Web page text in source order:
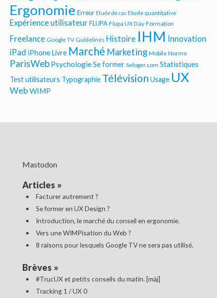
Ergonomie Erreur Etude de cas Etude quantitative
Expérience utilisateur FLUPA Flupa UX Day Formation
Freelance Google TV Guidelines Histoire IHM Innovation
iPad iPhoneLivre Marché Marketing Mobile Norme
ParisWeb PsychologieSe former Seloger.com Statistiques
Test utilisateurs Typographie Télévision Usage UX
Web WIMP
Mastodon
Articles »
Facturer autrement ?
Se former en UX Design ?
Introduction, le marché du conseil en ergonomie.
Vers une WIMPisation du Web ?
8 raisons pour lesquels Google TV ne sera pas utilisé.
Brèves »
#TrucUX et petits conseils du matin. [màj]
Tracking 1 / UX 0